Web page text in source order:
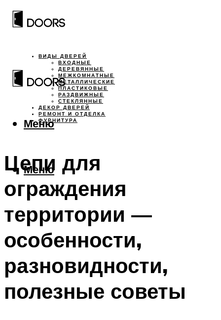
ВИДЫ ДВЕРЕЙ
ВХОДНЫЕ
ДЕРЕВЯННЫЕ
МЕЖКОМНАТНЫЕ
МЕТАЛЛИЧЕСКИЕ
ПЛАСТИКОВЫЕ
РАЗДВИЖНЫЕ
СТЕКЛЯННЫЕ
ДЕКОР ДВЕРЕЙ
РЕМОНТ И ОТДЕЛКА
ФУРНИТУРА
Меню
Меню
Цепи для
ограждения
территории —
особенности,
разновидности,
полезные советы